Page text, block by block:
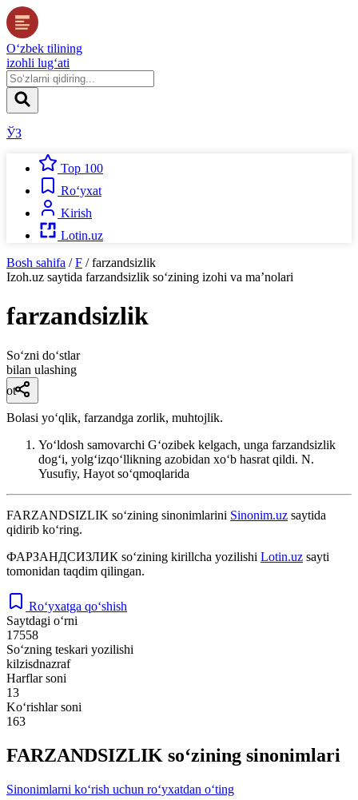
O‘zbek tilining
izohli lug‘ati
ЎЗ
Top 100
Ro‘yxat
Kirish
Lotin.uz
Bosh sahifa / F / farzandsizlik
Izoh.uz saytida farzandsizlik so‘zining izohi va ma’nolari
farzandsizlik
So‘zni do‘stlar
bilan ulashing
ot
Bolasi yoʻqlik, farzandga zorlik, muhtojlik.
Yoʻldosh samovarchi Gʻozibek kelgach, unga farzandsizlik
dogʻi, yolgʻizqoʻllikning azobidan xoʻb hasrat qildi. N.
Yusufiy, Hayot soʻqmoqlarida
FARZANDSIZLIK so‘zining sinonimlarini Sinonim.uz saytida
qidirib ko‘ring.
ФАРЗАНДСИЗЛИК so‘zining kirillcha yozilishi Lotin.uz sayti
tomonidan taqdim qilingan.
Ro‘yxatga qo‘shish
Saytdagi o‘rni
17558
So‘zning teskari yozilishi
kilzisdnazraf
Harflar soni
13
Ko‘rishlar soni
163
FARZANDSIZLIK so‘zining sinonimlari
Sinonimlarni ko‘rish uchun ro‘yxatdan o‘ting